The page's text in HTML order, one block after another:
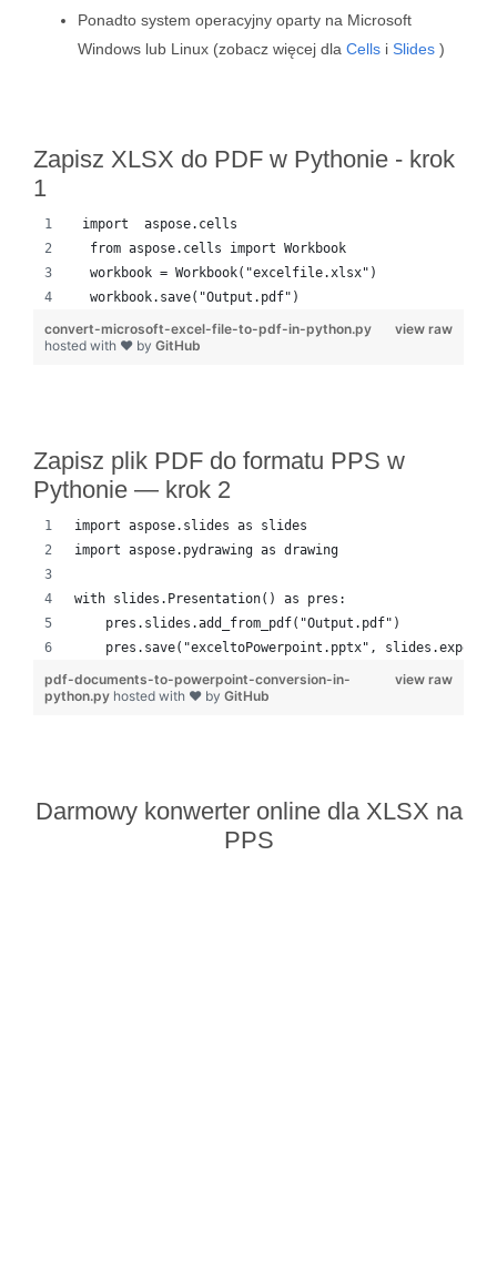
Ponadto system operacyjny oparty na Microsoft
Windows lub Linux (zobacz więcej dla Cells i Slides )
Zapisz XLSX do PDF w Pythonie - krok
1
import  aspose.cells
  from aspose.cells import Workbook
  workbook = Workbook("excelfile.xlsx")
  workbook.save("Output.pdf")
view raw
convert-microsoft-excel-file-to-pdf-in-python.py
hosted with ❤ by GitHub
Zapisz plik PDF do formatu PPS w
Pythonie — krok 2
import aspose.slides as slides
import aspose.pydrawing as drawing
with slides.Presentation() as pres:
    pres.slides.add_from_pdf("Output.pdf")
pres.save("exceltoPowerpoint.pptx",
view raw
pdf-documents-to-powerpoint-conversion-in-
python.py hosted with ❤ by GitHub
Darmowy konwerter online dla XLSX na
PPS